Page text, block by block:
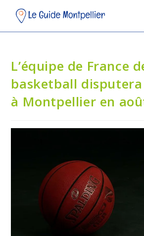
L’équipe de France
basketball
à Montpellier en